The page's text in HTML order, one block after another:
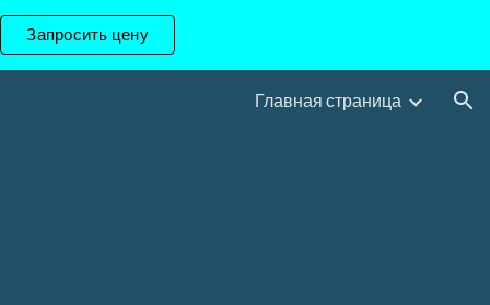
Запросить цену
Главная страница